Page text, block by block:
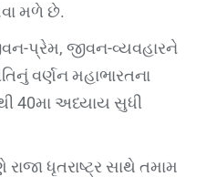
મળે છે.
પ્રેમ, જીવન-વ્યવહારને
વર્ણન મહાભારતના
40મા અધ્યાય સુધી
ધૃતરાષ્ટ્ર સાથે તમામ